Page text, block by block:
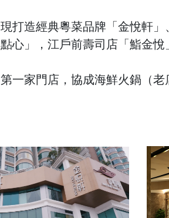
現打造經典粵菜品牌「金悅軒
點心」，江戶前壽司店「鮨金
第一家門店， 協成海鮮火鍋（老